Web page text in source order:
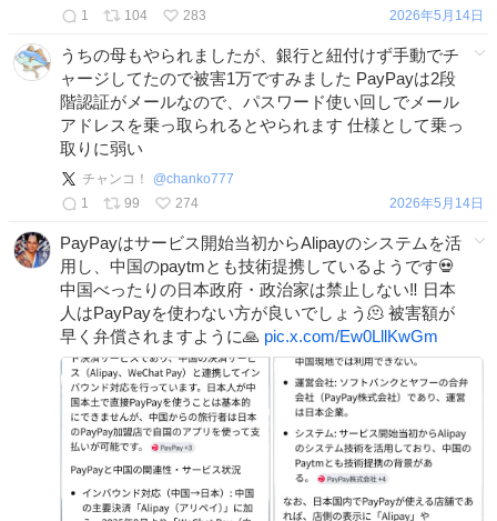
1
104 283 2026年5月14日
うちの母もやられましたが、銀行と紐付けず手動でチ
ャージしてたので被害1万ですみました PayPayは2段
階認証がメールなので、パスワード使い回しでメール
アドレスを乗っ取られるとやられます 仕様として乗っ
取りに弱い
チャンコ！ @chanko777
1
99 274 2026年5月14日
PayPayはサービス開始当初からAlipayのシステムを活
用し、中国のpaytmとも技術提携しているようです💀
中国べったりの日本政府・政治家は禁止しない‼️ 日本
人はPayPayを使わない方が良いでしょう🫠 被害額が
早く弁償されますように🙏 pic.x.com/Ew0LllKwGm